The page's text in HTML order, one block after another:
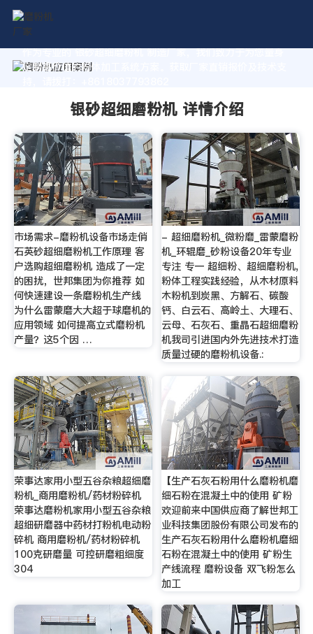
作为专业的 银砂超细磨粉机 制造厂家，我们致力于为您量身
定制高价值的粉体加工系统方案。获取厂家直销报价及技术支
银砂超细磨粉机 详情介绍
市场需求-磨粉机设备市场走俏
石英砂超细磨粉机工作原理 客
户选购超细磨粉机 造成了一定
的困扰，世邦集团为你推荐 如
何快速建设一条磨粉机生产线
为什么雷蒙磨大大超于球磨机的
应用领域 如何提高立式磨粉机
产量？这5个因 …
- 超细磨粉机_微粉磨_雷蒙磨粉
机_环辊磨_砂粉设备20年专业
专注 专一 超细粉、超细磨粉机,
粉体工程实践经验，从木材原料
木粉机到炭黑、方解石、碳酸
钙、白云石、高岭土、大理石、
云母、石灰石、重晶石超细磨粉
机我司引进国内外先进技术打造
质量过硬的磨粉机设备.:
荣事达家用小型五谷杂粮超细磨
粉机_商用磨粉机/药材粉碎机
荣事达磨粉机家用小型五谷杂粮
超细研磨器中药材打粉机电动粉
碎机 商用磨粉机/药材粉碎机
100克研磨量 可控研磨粗细度
304
【生产石灰石粉用什么磨粉机磨
细石粉在混凝土中的使用 矿粉
欢迎前来中国供应商了解世邦工
业科技集团股份有限公司发布的
生产石灰石粉用什么磨粉机磨细
石粉在混凝土中的使用 矿粉生
产线流程 磨粉设备 双飞粉怎么
加工